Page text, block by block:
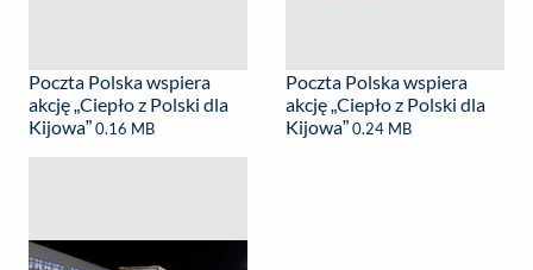
Poczta Polska wspiera
akcję „Ciepło z Polski dla
Kijowa”0.16 MB
Poczta Polska wspiera
akcję „Ciepło z Polski dla
Kijowa”0.24 MB